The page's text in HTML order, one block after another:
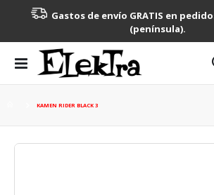
Gastos de envío GRATIS en
(península).
Toggle
Nav
KAMEN RIDER BLACK 3
Saltar